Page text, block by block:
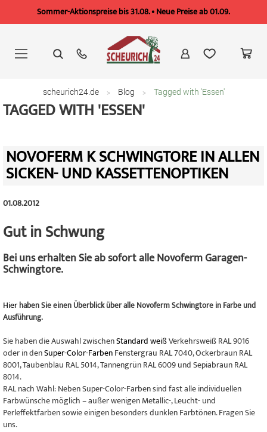
Sommer-Aktionspreise bis 31.08. • Neue Preise ab 01.09.
springen
scheurich24.de Blog Tagged with 'Essen'
TAGGED WITH 'ESSEN'
NOVOFERM K SCHWINGTORE IN ALLEN
SICKEN- UND KASSETTENOPTIKEN
01.08.2012
Gut in Schwung
Bei uns erhalten Sie ab sofort alle Novoferm Garagen-
Schwingtore.
Hierhaben Sie einen Überblick über alle Novoferm Schwingtore in Farbe und
Ausführung.
Sie haben die Auswahl zwischenStandard weißVerkehrsweiß RAL 9016
oder in denSuper-Color-FarbenFenstergrau RAL 7040, Ockerbraun RAL
8001, Taubenblau RAL 5014, Tannengrün RAL 6009 und Sepiabraun RAL
8014.
RAL nach Wahl: Neben Super-Color-Farben sind fast alle individuellen
Farbwünsche möglich – außer wenigen Metallic-, Leucht- und
Perleffektfarben sowie einigen besonders dunklen Farbtönen. Fragen Sie
uns.